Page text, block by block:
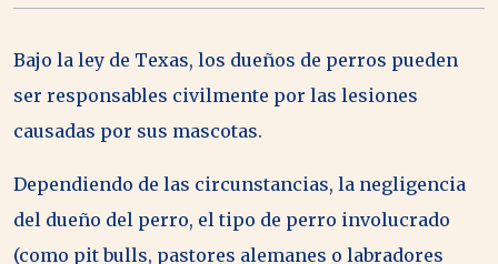
Bajo la ley de Texas, los dueños de perros pueden
ser responsables civilmente por las lesiones
causadas por sus mascotas.
Dependiendo de las circunstancias, la negligencia
del dueño del perro, el tipo de perro involucrado
(como pit bulls, pastores alemanes o labradores